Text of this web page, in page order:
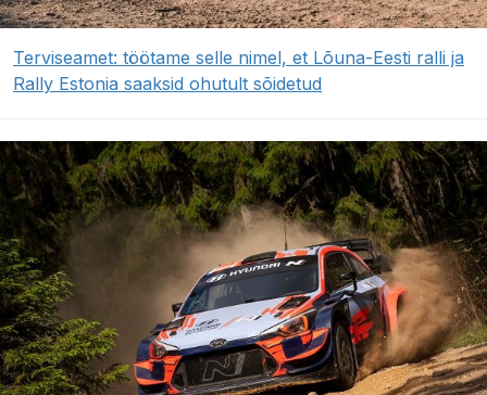
Terviseamet: töötame selle nimel, et Lõuna-Eesti ralli ja
Rally Estonia saaksid ohutult sõidetud